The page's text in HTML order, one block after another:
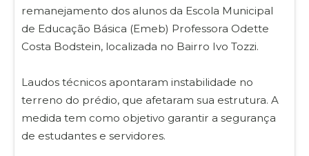
remanejamento dos alunos da Escola Municipal
de Educação Básica (Emeb) Professora Odette
Costa Bodstein, localizada no Bairro Ivo Tozzi.
Laudos técnicos apontaram instabilidade no
terreno do prédio, que afetaram sua estrutura. A
medida tem como objetivo garantir a segurança
de estudantes e servidores.